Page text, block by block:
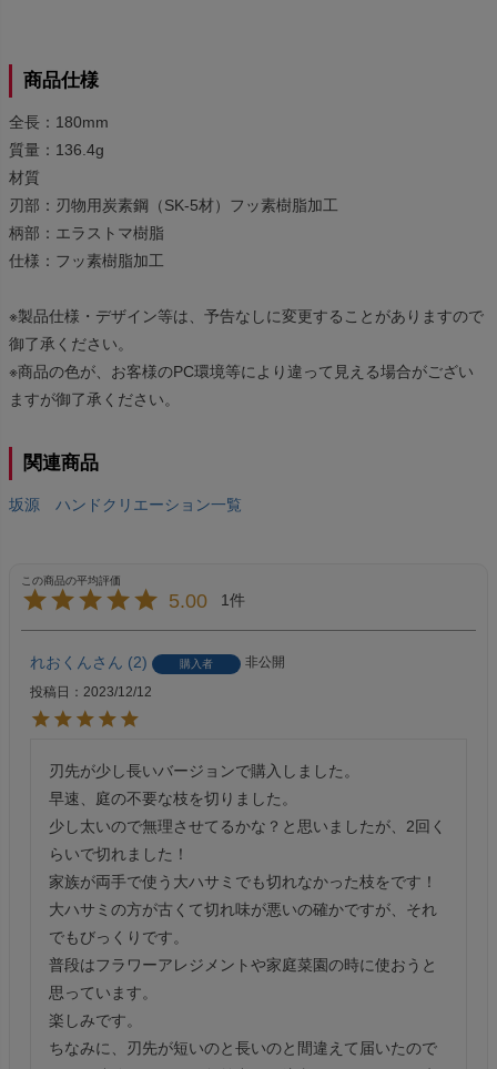
商品仕様
全長：180mm
質量：136.4g
材質
刃部：刃物用炭素鋼（SK-5材）フッ素樹脂加工
柄部：エラストマ樹脂
仕様：フッ素樹脂加工
※製品仕様・デザイン等は、予告なしに変更することがありますので
御了承ください。
※商品の色が、お客様のPC環境等により違って見える場合がござい
ますが御了承ください。
関連商品
坂源 ハンドクリエーション一覧
5.00 1
れおくん 2 購入者
非公開
投稿日
2023/12/12
刃先が少し長いバージョンで購入しました。
早速、庭の不要な枝を切りました。
少し太いので無理させてるかな？と思いましたが、2回く
らいで切れました！
家族が両手で使う大ハサミでも切れなかった枝をです！
大ハサミの方が古くて切れ味が悪いの確かですが、それ
でもびっくりです。
普段はフラワーアレジメントや家庭菜園の時に使おうと
思っています。
楽しみです。
ちなみに、刃先が短いのと長いのと間違えて届いたので